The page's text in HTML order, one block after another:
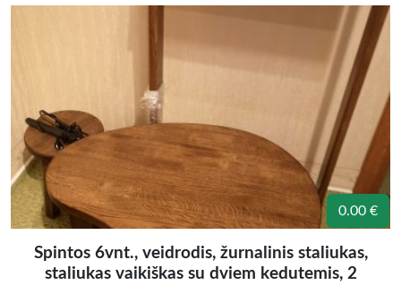
0.00 €
Spintos 6vnt., veidrodis, žurnalinis staliukas,
staliukas vaikiškas su dviem kedutemis, 2